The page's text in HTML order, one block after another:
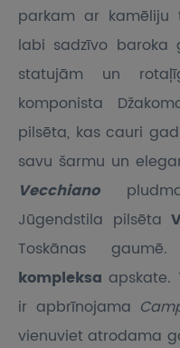
parkam ar kamēliju
labi sadzīvo baroka
statujām un
komponista
pilsēta, kas cauri
savu šarmu un
Vecchiano
Jūgendstila pilsēta
Toskānas gaumē.
kompleksaapskate.
ir apbrīnojama
vienuviet atrodama